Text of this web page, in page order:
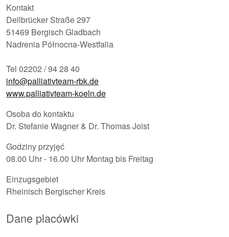
Kontakt
Dellbrücker Straße 297
51469 Bergisch Gladbach
Nadrenia Północna-Westfalia
Tel 02202 / 94 28 40
info@palliativteam-rbk.de
www.palliativteam-koeln.de
Osoba do kontaktu
Dr. Stefanie Wagner & Dr. Thomas Joist
Godziny przyjęć
08.00 Uhr - 16.00 Uhr Montag bis Freitag
Einzugsgebiet
Rheinisch Bergischer Kreis
Dane placówki